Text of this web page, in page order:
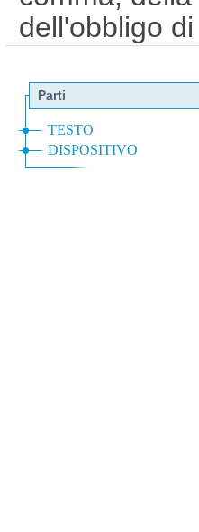
dell'obbligo
1970, n. 300
lavoratori,
nei luoghi di